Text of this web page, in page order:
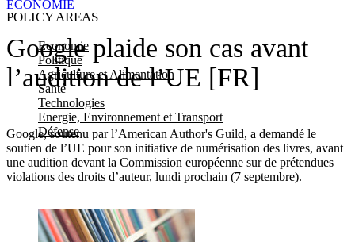
POLICY AREAS
Economie
Politique
Agriculture et Alimentation
Santé
Technologies
Energie, Environnement et Transport
Défense
Google plaide son cas avant
l’audition de l’UE [FR]
Google, soutenu par l’American Author's Guild, a demandé le
soutien de l’UE pour son initiative de numérisation des livres, avant
une audition devant la Commission européenne sur de prétendues
violations des droits d’auteur, lundi prochain (7 septembre).
ÉCONOMIE